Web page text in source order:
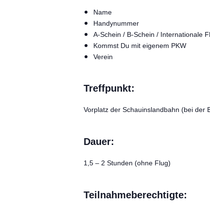
Name
Handynummer
A-Schein / B-Schein / Internationale
Kommst Du mit eigenem PKW
Verein
Treffpunkt:
Vorplatz der Schauinslandbahn (bei der
Dauer:
1,5 – 2 Stunden (ohne Flug)
Teilnahmeberechtigte: